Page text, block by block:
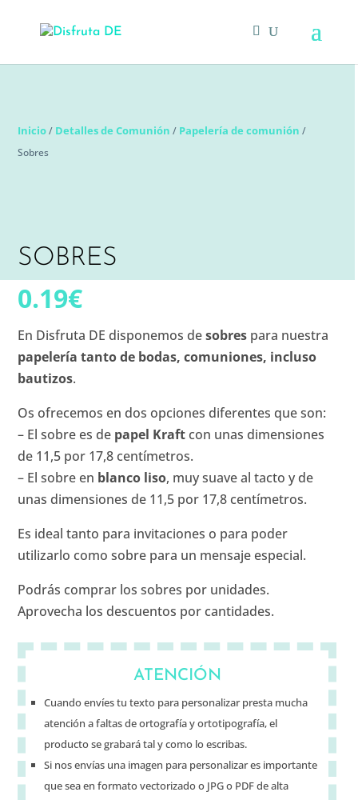
Inicio / Detalles de Comunión / Papelería de comunión /
Sobres
SOBRES
0.19€
En Disfruta DE disponemos desobres para nuestra
papelería tanto de bodas, comuniones, incluso
bautizos.
Os ofrecemos en dos opciones diferentes que son:
– El sobre es de papel Kraft con unas dimensiones
de 11,5 por 17,8 centímetros.
– El sobre en blanco liso, muy suave al tacto y de
unas dimensiones de 11,5 por 17,8 centímetros.
Es ideal tanto para invitaciones o para poder
utilizarlo como sobre para un mensaje especial.
Podrás comprar los sobres por unidades.
Aprovecha los descuentos por cantidades.
ATENCIÓN
Cuando envíes tu texto para personalizar presta mucha
atención a faltas de ortografía y ortotipografía, el
producto se grabará tal y como lo escribas.
Si nos envías una imagen para personalizar es importante
que sea en formato vectorizado o JPG o PDF de alta